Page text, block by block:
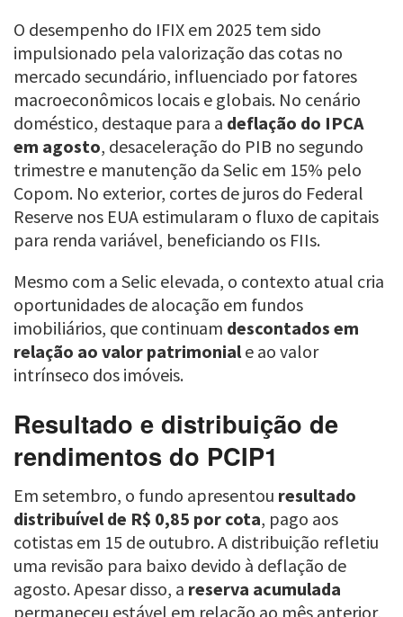
O desempenho do IFIX em 2025 tem sido
impulsionado pela valorização das cotas no
mercado secundário, influenciado por fatores
macroeconômicos locais e globais. No cenário
doméstico, destaque para a deflação do IPCA
em agosto, desaceleração do PIB no segundo
trimestre e manutenção da Selic em 15% pelo
Copom. No exterior, cortes de juros do Federal
Reserve nos EUA estimularam o fluxo de capitais
para renda variável, beneficiando os FIIs.
Mesmo com a Selic elevada, o contexto atual cria
oportunidades de alocação em fundos
imobiliários, que continuam descontados em
relação ao valor patrimonial e ao valor
intrínseco dos imóveis.
Resultado e distribuição de
rendimentos do PCIP1
Em setembro, o fundo apresentou resultado
distribuível de R$ 0,85 por cota, pago aos
cotistas em 15 de outubro. A distribuição refletiu
uma revisão para baixo devido à deflação de
agosto. Apesar disso, a reserva acumulada
permaneceu estável em relação ao mês anterior,